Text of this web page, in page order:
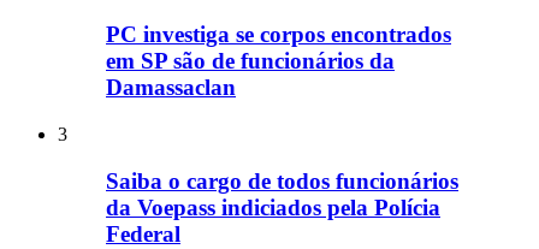
PC investiga se corpos encontrados
em SP são de funcionários da
Damassaclan
3
Saiba o cargo de todos funcionários
da Voepass indiciados pela Polícia
Federal